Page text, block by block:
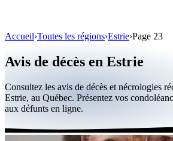
Personnalités publiques
Québec
Canada
International
Accueil›Toutes les régions›Estrie›Page 23
Avis de décès en Estrie
Consultez les avis de décès et nécrologies
Estrie, au Québec. Présentez vos
aux défunts en ligne.